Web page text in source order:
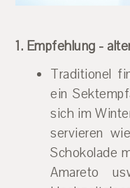
1. Empfehlung -
Traditionel
ein
sich im
servieren
Schokolade
Amareto